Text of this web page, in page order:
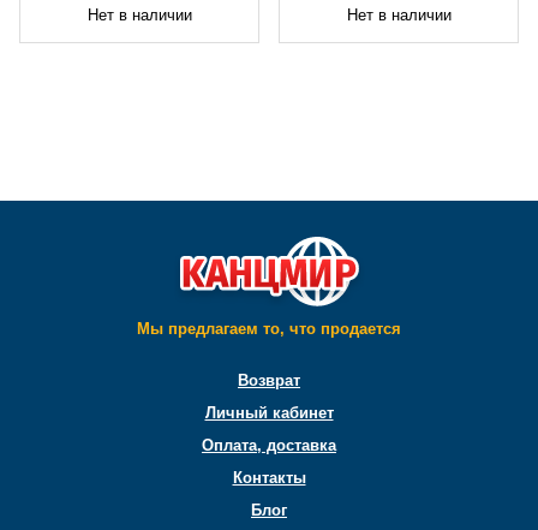
Нет в наличии Нет в наличии
Мы предлагаем то, что продается
Возврат
Личный кабинет
Оплата, доставка
Контакты
Блог